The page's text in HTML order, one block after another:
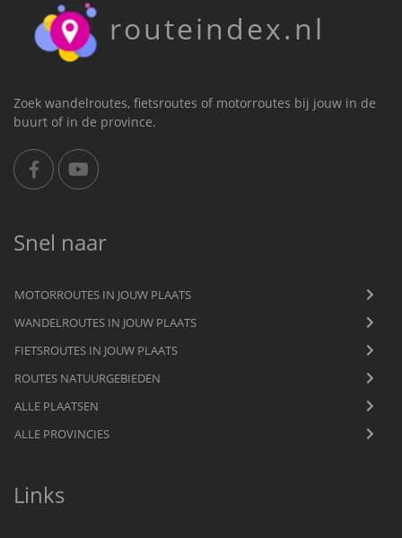
routeindex.nl
Zoek wandelroutes, fietsroutes of motorroutes bij jouw in de
buurt of in de province.
Snel naar
MOTORROUTES IN JOUW PLAATS
WANDELROUTES IN JOUW PLAATS
FIETSROUTES IN JOUW PLAATS
ROUTES NATUURGEBIEDEN
ALLE PLAATSEN
ALLE PROVINCIES
Links